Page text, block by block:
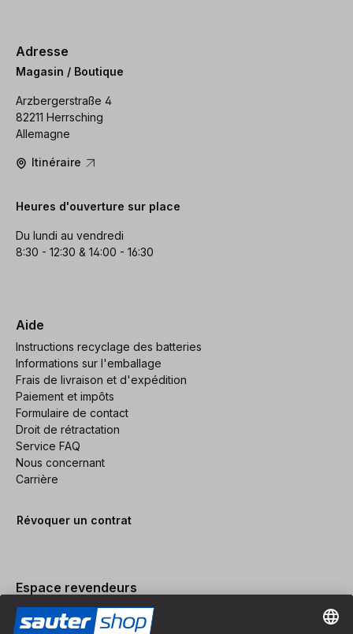
Adresse
Magasin / Boutique
Arzbergerstraße 4
82211 Herrsching
Allemagne
Itinéraire
Heures d'ouverture sur place
Du lundi au vendredi
8:30 - 12:30 & 14:00 - 16:30
Aide
Instructions recyclage des batteries
Informations sur l'emballage
Frais de livraison et d'expédition
Paiement et impôts
Formulaire de contact
Droit de rétractation
Service FAQ
Nous concernant
Carrière
Révoquer un contrat
Espace revendeurs
Devenir revendeur